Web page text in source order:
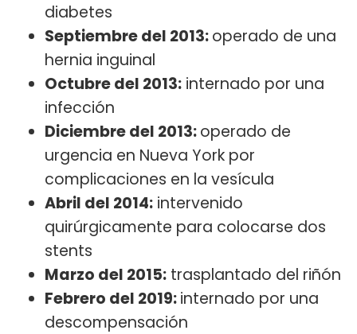
diabetes
Septiembre del 2013:operado de una
hernia inguinal
Octubre del 2013: internado por una
infección
Diciembre del 2013:operado de
urgencia en Nueva York por
complicaciones en la vesícula
Abril del 2014: intervenido
quirúrgicamente para colocarse dos
stents
Marzo del 2015: trasplantado del riñón
Febrero del 2019:internado por una
descompensación